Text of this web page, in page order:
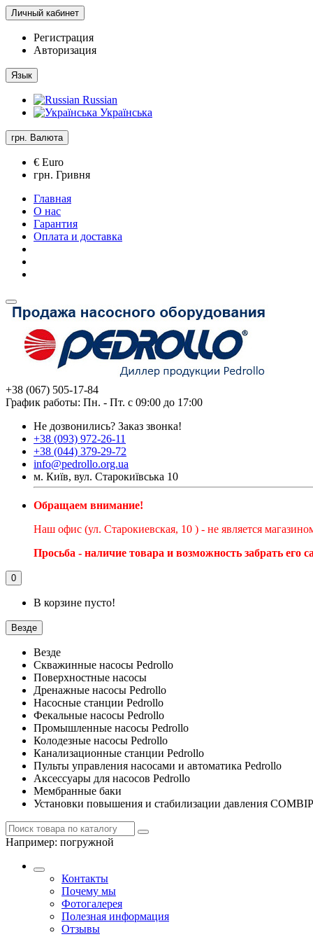
Личный кабинет
Регистрация
Авторизация
Язык
Russian
Українська
грн. Валюта
€ Euro
грн. Гривня
Главная
О нас
Гарантия
Оплата и доставка
+38 (067) 505-17-84
График работы: Пн. - Пт. с 09:00 до 17:00
Не дозвонились? Заказ звонка!
+38 (093) 972-26-11
+38 (044) 379-29-72
info@pedrollo.org.ua
м. Київ, вул. Старокиївська 10
Обращаем внимание!
Наш офис (ул. Старокиевская, 10 ) - не является
Просьба - наличие товара и возможность забрать его
0
В корзине пусто!
Везде
Везде
Скважинные насосы Pedrollo
Поверхностные насосы
Дренажные насосы Pedrollo
Насосные станции Pedrollo
Фекальные насосы Pedrollo
Промышленные насосы Pedrollo
Колодезные насосы Pedrollo
Канализационные станции Pedrollo
Пульты управления насосами и автоматика Pedrollo
Аксессуары для насосов Pedrollo
Мембранные баки
Установки повышения и стабилизации давления
Например: погружной
Контакты
Почему мы
Фотогалерея
Полезная информация
Отзывы